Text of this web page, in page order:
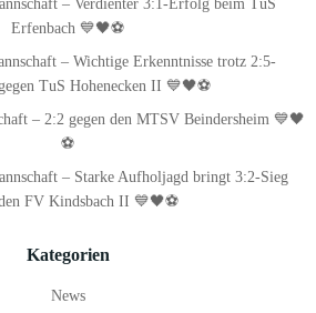
– Verdienter 3:1-Erfolg beim TuS
Erfenbach 💙🖤⚽
– Wichtige Erkenntnisse trotz 2:5-
TuS Hohenecken II 💙🖤⚽
– 2:2 gegen den MTSV Beindersheim 💙🖤
⚽
– Starke Aufholjagd bringt 3:2-Sieg
FV Kindsbach II 💙🖤⚽
Kategorien
News